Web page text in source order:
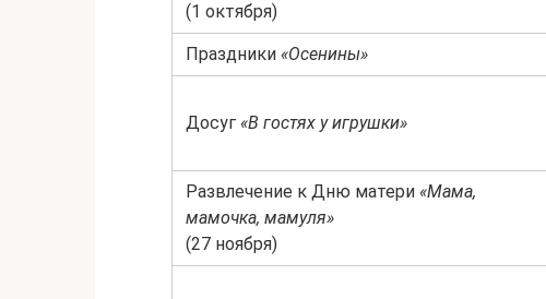
(1 октября)
Праздники «Осенины»
Досуг «В гостях у игрушки»
Развлечение к Дню матери «Мама,
мамочка, мамуля»
(27 ноября)